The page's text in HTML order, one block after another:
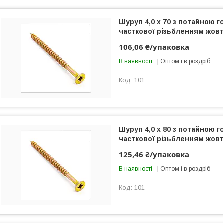
Шуруп 4,0 x 70 з потайною
часткової різьбленням
106,06 ₴/упаковка
В наявності Оптом і в роздріб
101
Шуруп 4,0 x 80 з потайною
часткової різьбленням
125,46 ₴/упаковка
В наявності Оптом і в роздріб
101